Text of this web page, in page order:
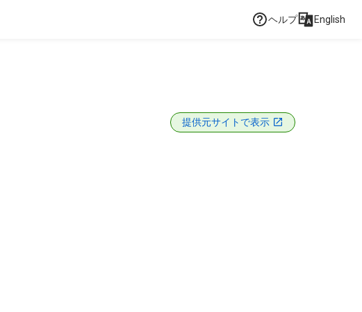
ヘルプ English
提供元サイトで表示